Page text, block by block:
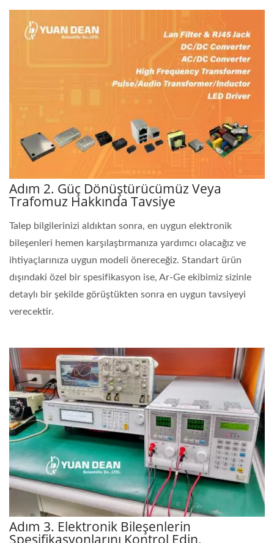
Adım 2. Güç Dönüştürücümüz Veya
Trafomuz Hakkında Tavsiye
Talep bilgilerinizi aldıktan sonra, en uygun elektronik
bileşenleri hemen karşılaştırmanıza yardımcı olacağız ve
ihtiyaçlarınıza uygun modeli önereceğiz. Standart ürün
dışındaki özel bir spesifikasyon ise, Ar-Ge ekibimiz sizinle
detaylı bir şekilde görüştükten sonra en uygun tavsiyeyi
verecektir.
Adım 3. Elektronik Bileşenlerin
Spesifikasyonlarını Kontrol Edin.